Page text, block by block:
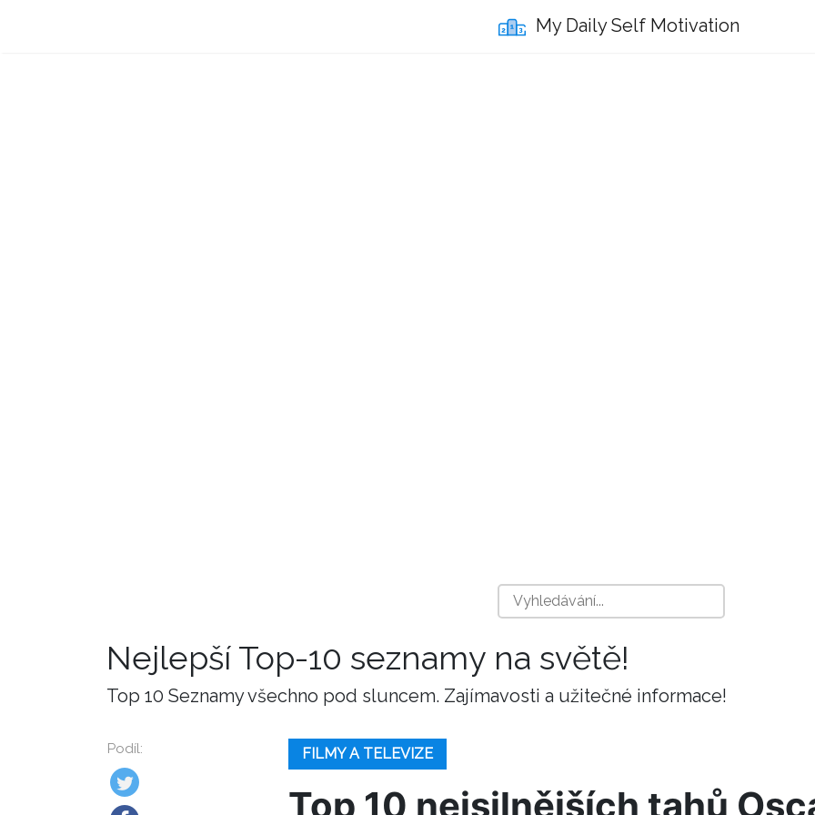
My Daily Self Motivation
Nejlepší Top-10 seznamy na světě!
Top 10 Seznamy všechno pod sluncem. Zajímavosti a užitečné informace!
Podíl: FILMY A TELEVIZE
Top 10 nejsilnějších tahů